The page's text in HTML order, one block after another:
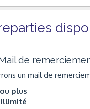
de
un mail de
plus
Illimité